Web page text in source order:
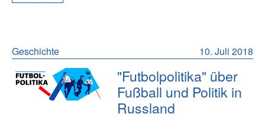
10. Juli 2018
Geschichte
"Futbolpolitika" über
Fußball und Politik in
Russland